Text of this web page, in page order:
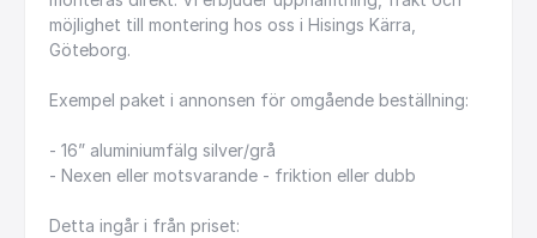
möjlighet till montering hos oss i Hisings Kärra,
Göteborg.
Exempel paket i annonsen för omgående beställning:
- 16” aluminiumfälg silver​/​grå
- Nexen eller motsvarande - friktion eller dubb
Detta ingår i från priset: